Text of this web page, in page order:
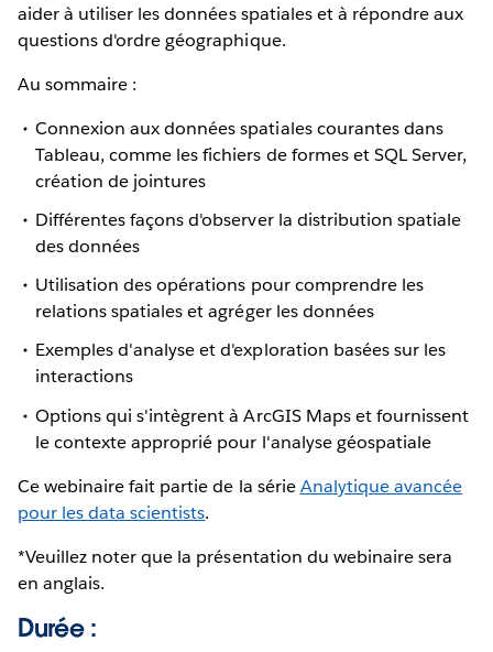
aider à utiliser les données spatiales et à répondre aux
questions d'ordre géographique.
Au sommaire :
Connexion aux données spatiales courantes dans
Tableau, comme les fichiers de formes et SQL Server,
création de jointures
Différentes façons d'observer la distribution spatiale
des données
Utilisation des opérations pour comprendre les
relations spatiales et agréger les données
Exemples d'analyse et d'exploration basées sur les
interactions
Options qui s'intègrent à ArcGIS Maps et fournissent
le contexte approprié pour l'analyse géospatiale
Ce webinaire fait partie de la sérieAnalytique avancée
pour les data scientists.
*Veuillez noter que la présentation du webinaire sera
en anglais.
Durée :